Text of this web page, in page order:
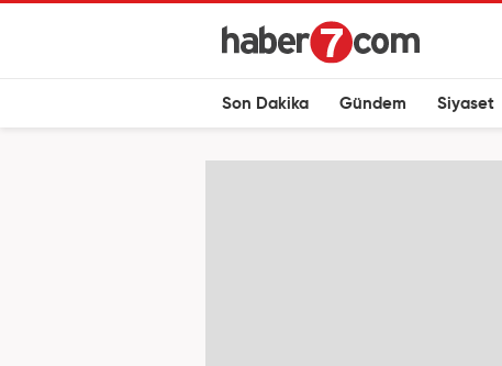
Son Dakika Gündem Siyaset